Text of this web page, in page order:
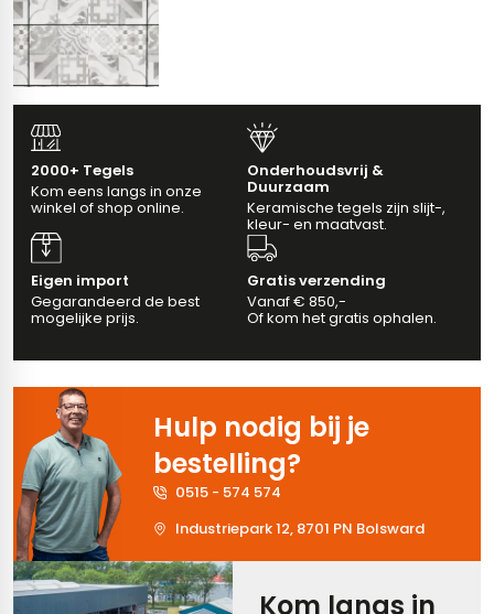
2000+ Tegels
Kom eens langs in onze
winkel of shop online.
Onderhoudsvrij &
Duurzaam
Keramische tegels zijn slijt-,
kleur- en maatvast.
Eigen import
Gegarandeerd de best
mogelijke prijs.
Gratis verzending
Vanaf € 850,-
Of kom het gratis ophalen.
Kom langs in
Hulp nodig bij je
bestelling?
0515 - 574 574
Industriepark 12, 8701 PN Bolsward
33 x 33 cm